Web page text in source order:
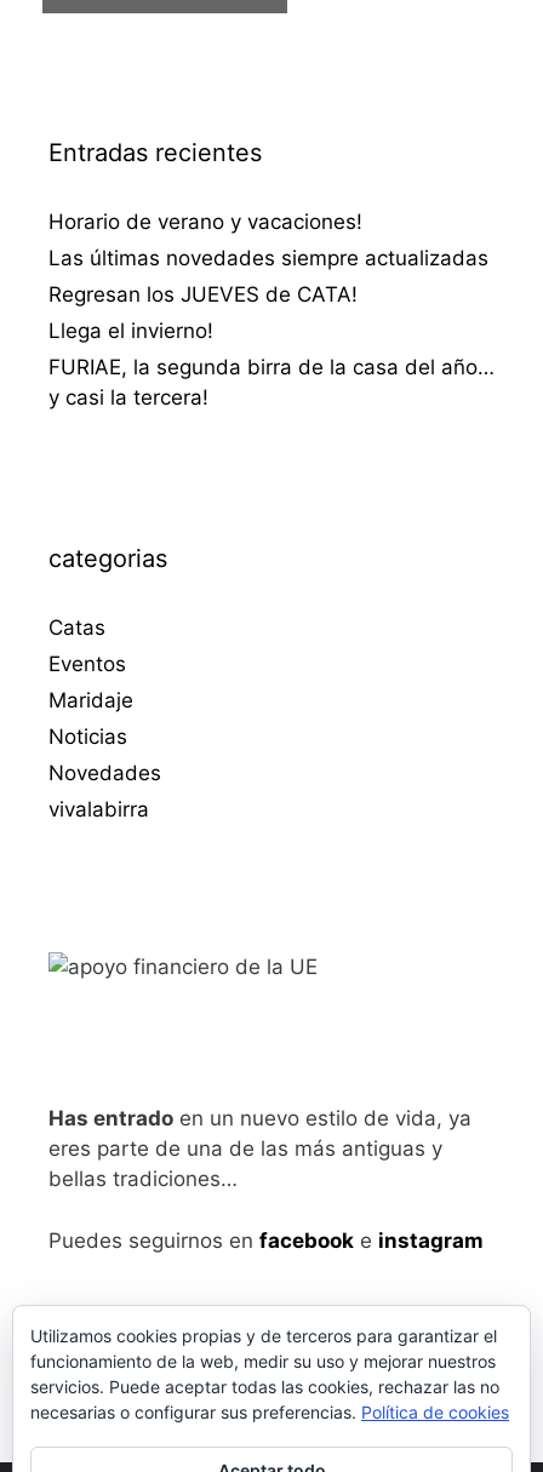
Entradas recientes
Horario de verano y vacaciones!
Las últimas novedades siempre actualizadas
Regresan los JUEVES de CATA!
Llega el invierno!
FURIAE, la segunda birra de la casa del año…
y casi la tercera!
categorias
Catas
Eventos
Maridaje
Noticias
Novedades
vivalabirra
Has entrado en un nuevo estilo de vida, ya
eres parte de una de las más antiguas y
bellas tradiciones…
Puedes seguirnos en facebook e instagram
Utilizamos cookies propias y de terceros para garantizar el
funcionamiento de la web, medir su uso y mejorar nuestros
servicios. Puede aceptar todas las cookies, rechazar las no
necesarias o configurar sus preferencias. Política de cookies